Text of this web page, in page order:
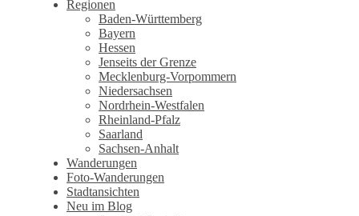
Regionen
Baden-Württemberg
Bayern
Hessen
Jenseits der Grenze
Mecklenburg-Vorpommern
Niedersachsen
Nordrhein-Westfalen
Rheinland-Pfalz
Saarland
Sachsen-Anhalt
Wanderungen
Foto-Wanderungen
Stadtansichten
Neu im Blog